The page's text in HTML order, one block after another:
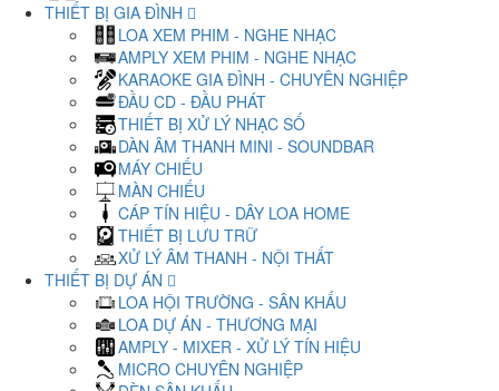
THIẾT BỊ GIA ĐÌNH
LOA XEM PHIM - NGHE NHẠC
AMPLY XEM PHIM - NGHE NHẠC
KARAOKE GIA ĐÌNH - CHUYÊN NGHIỆP
ĐẦU CD - ĐẦU PHÁT
THIẾT BỊ XỬ LÝ NHẠC SỐ
DÀN ÂM THANH MINI - SOUNDBAR
MÁY CHIẾU
MÀN CHIẾU
CÁP TÍN HIỆU - DÂY LOA HOME
THIẾT BỊ LƯU TRỮ
XỬ LÝ ÂM THANH - NỘI THẤT
THIẾT BỊ DỰ ÁN
LOA HỘI TRƯỜNG - SÂN KHẤU
LOA DỰ ÁN - THƯƠNG MẠI
AMPLY - MIXER - XỬ LÝ TÍN HIỆU
MICRO CHUYÊN NGHIỆP